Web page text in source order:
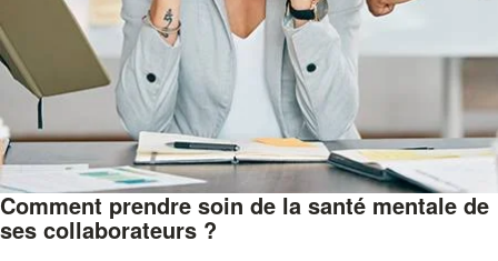
Comment prendre soin de la santé mentale de
ses collaborateurs ?